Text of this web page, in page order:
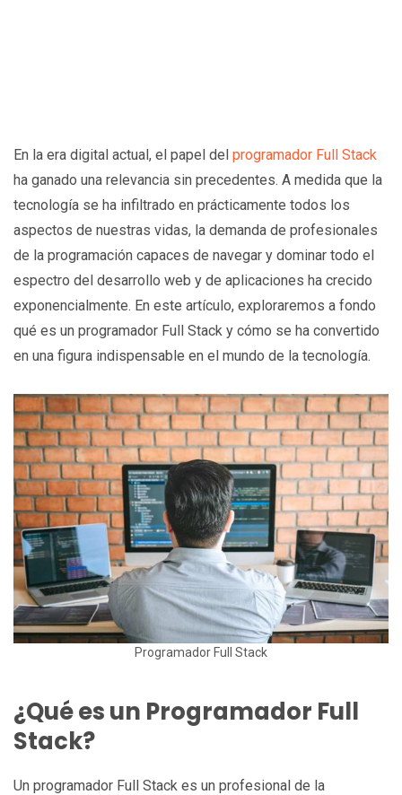
En la era digital actual, el papel del programador Full Stack
ha ganado una relevancia sin precedentes. A medida que la
tecnología se ha infiltrado en prácticamente todos los
aspectos de nuestras vidas, la demanda de profesionales
de la programación capaces de navegar y dominar todo el
espectro del desarrollo web y de aplicaciones ha crecido
exponencialmente. En este artículo, exploraremos a fondo
qué es un programador Full Stack y cómo se ha convertido
en una figura indispensable en el mundo de la tecnología.
Programador Full Stack
¿Qué es un Programador Full
Stack?
Un programador Full Stack es un profesional de la